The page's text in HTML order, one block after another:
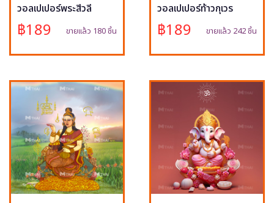
วอลเปเปอร์พระสีวลี
฿189 ขายแล้ว 180 ชิ้น
วอลเปเปอร์ท้าวกุเวร
฿189 ขายแล้ว 242 ชิ้น